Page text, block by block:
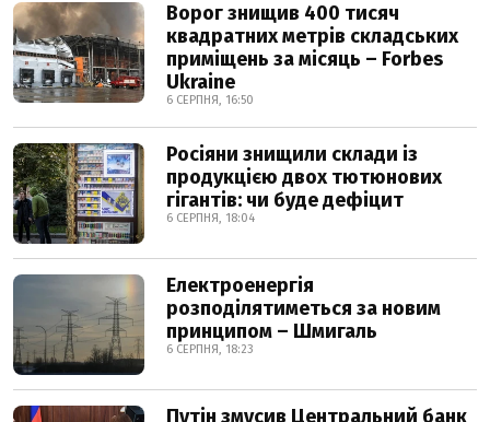
Ворог знищив 400 тисяч
квадратних метрів складських
приміщень за місяць – Forbes
Ukraine
6 СЕРПНЯ, 16:50
Росіяни знищили склади із
продукцією двох тютюнових
гігантів: чи буде дефіцит
6 СЕРПНЯ, 18:04
Електроенергія
розподілятиметься за новим
принципом – Шмигаль
6 СЕРПНЯ, 18:23
Путін змусив Центральний банк